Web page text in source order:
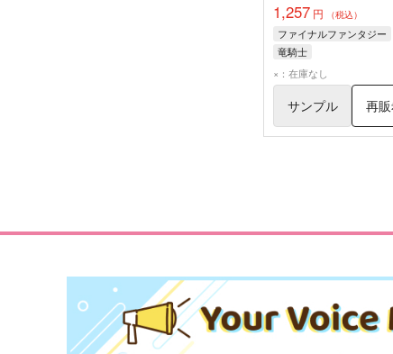
1,257 円 （税込）
ファイナルファンタジー
竜騎士
×：在庫なし
サンプル 再